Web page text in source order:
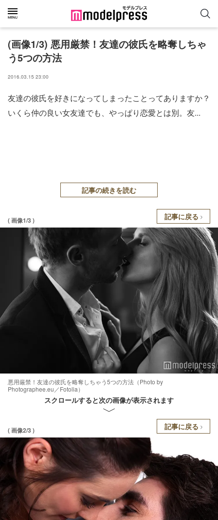
(画像1/3) 悪用厳禁！友達の彼氏を略奪しちゃ
う5つの方法
2016.03.15 23:00
友達の彼氏を好きになってしまったことってありますか？
いくら仲の良い女友達でも、やっぱり恋愛とは別。友...
記事の続きを読む
( 画像1/3 ) 記事に戻る
悪用厳禁！友達の彼氏を略奪しちゃう5つの方法（Photo by
Photographee.eu／Fotolia）
スクロールすると次の画像が表示されます
( 画像2/3 ) 記事に戻る